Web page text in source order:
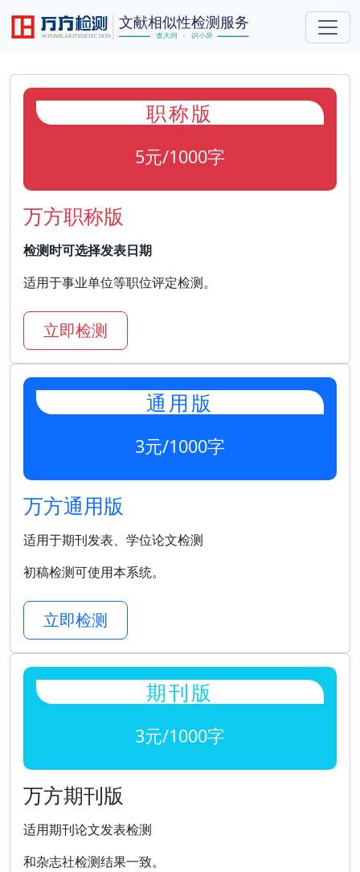
职称版
5元/1000字
万方职称版
检测时可选择发表日期
适用于事业单位等职位评定检测。
立即检测
通用版
3元/1000字
万方通用版
适用于期刊发表、学位论文检测
初稿检测可使用本系统。
立即检测
期刊版
3元/1000字
万方期刊版
适用期刊论文发表检测
和杂志社检测结果一致。